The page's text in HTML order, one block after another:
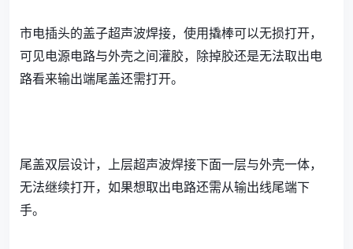
市电插头的盖子超声波焊接，使用撬棒可以无损打开，
可见电源电路与外壳之间灌胶，除掉胶还是无法取出电
路看来输出端尾盖还需打开。
尾盖双层设计，上层超声波焊接下面一层与外壳一体，
无法继续打开，如果想取出电路还需从输出线尾端下
手。